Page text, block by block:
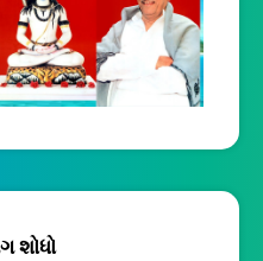
શોધો